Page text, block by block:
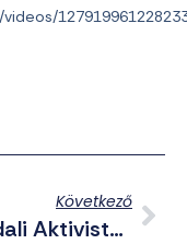
Következő
Baloldali Aktivisták Zavarták Meg A Bécsi Egyetem Jobboldali Oktatójának Előadását